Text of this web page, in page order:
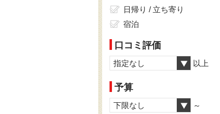
日帰り / 立ち寄り
宿泊
口コミ評価
指定なし 以上
予算
下限なし ～